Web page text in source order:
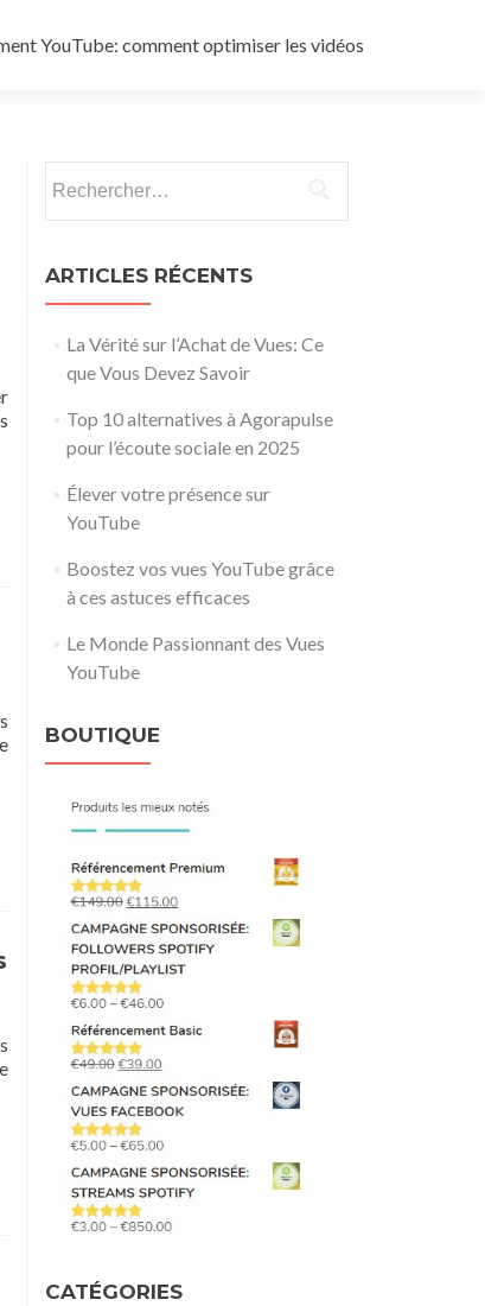
YouTube: comment optimiser les vidéos
ARTICLES RÉCENTS
La Vérité sur l’Achat de Vues: Ce
que Vous Devez Savoir
Top 10 alternatives à Agorapulse
pour l’écoute sociale en 2025
Élever votre présence sur
YouTube
Boostez vos vues YouTube grâce
à ces astuces efficaces
Le Monde Passionnant des Vues
YouTube
BOUTIQUE
CATÉGORIES